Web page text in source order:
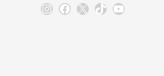
Instagram
Facebook
X TikTokYouTube